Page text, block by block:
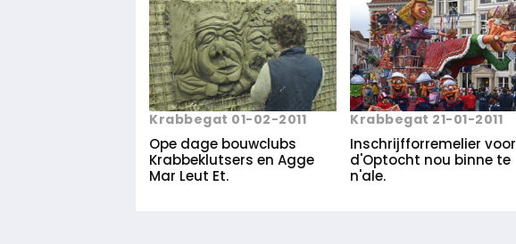
Krabbegat 01-02-2011
Ope dage bouwclubs
Krabbeklutsers en Agge
Mar Leut Et.
Krabbegat 21-01-2011
Inschrijfforremelier voor
d'Optocht nou binne te
n'ale.